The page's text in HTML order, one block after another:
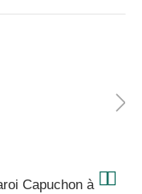
Capuchon à